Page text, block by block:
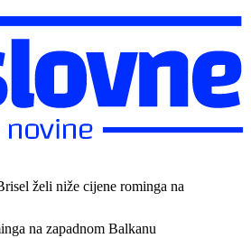
želi niže cijene rominga na
na zapadnom Balkanu